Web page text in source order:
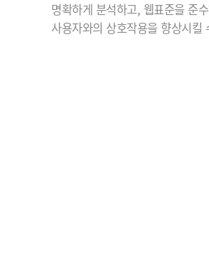
명확하게 분석하고, 웹표준을 준
사용자와의 상호작용을 향상시